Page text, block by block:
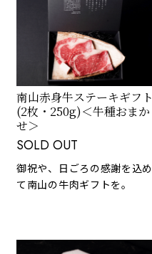
南山赤身牛ステーキギフト
(2枚・250g)＜牛種おまか
せ＞
SOLD OUT
御祝や、日ごろの感謝を込め
て南山の牛肉ギフトを。